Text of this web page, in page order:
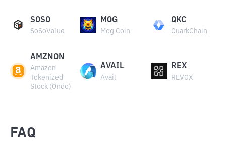
SOSO
SoSoValue
MOG
Mog Coin
QKC
QuarkChain
AMZNON
Amazon
Tokenized
Stock (Ondo)
AVAIL
Avail
REX
REVOX
FAQ